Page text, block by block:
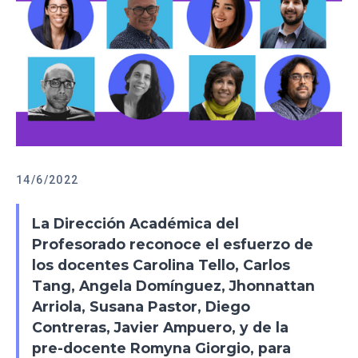
14/6/2022
La Dirección Académica del
Profesorado reconoce el esfuerzo de
los docentes Carolina Tello, Carlos
Tang, Angela Domínguez, Jhonnattan
Arriola, Susana Pastor, Diego
Contreras, Javier Ampuero, y de la
pre-docente Romyna Giorgio, para